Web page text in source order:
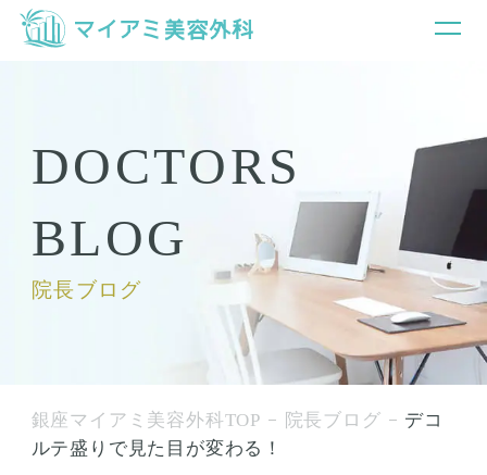
DOCTORS
BLOG
院長ブログ
銀座マイアミ美容外科TOP 院長ブログ
デコ
ルテ盛りで見た目が変わる！